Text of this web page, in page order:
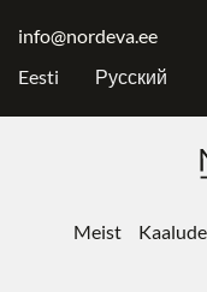
content
info@nordeva.ee
Eesti
Русский
Meist